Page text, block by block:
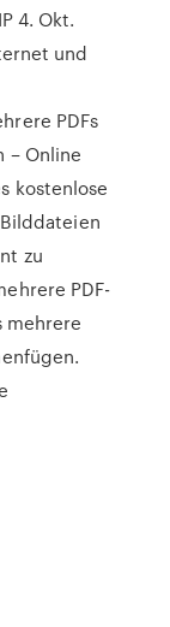
4. Okt.
und
PDFs
– Online
kostenlose
zu
PDF-
mehrere